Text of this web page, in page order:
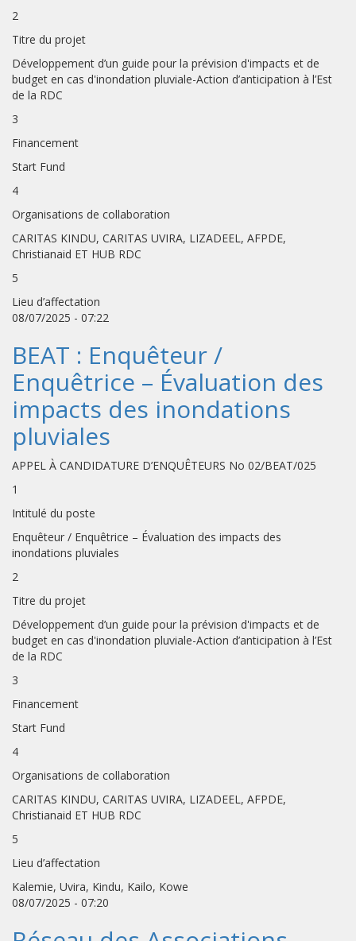
2
Titre du projet
Développement d’un guide pour la prévision d'impacts et de
budget en cas d'inondation pluviale-Action d’anticipation à l’Est
de la RDC
3
Financement
Start Fund
4
Organisations de collaboration
CARITAS KINDU, CARITAS UVIRA, LIZADEEL, AFPDE,
Christianaid ET HUB RDC
5
Lieu d’affectation
08/07/2025 - 07:22
BEAT : Enquêteur /
Enquêtrice – Évaluation des
impacts des inondations
pluviales
APPEL À CANDIDATURE D’ENQUÊTEURS No 02/BEAT/025
1
Intitulé du poste
Enquêteur / Enquêtrice – Évaluation des impacts des
inondations pluviales
2
Titre du projet
Développement d’un guide pour la prévision d'impacts et de
budget en cas d'inondation pluviale-Action d’anticipation à l’Est
de la RDC
3
Financement
Start Fund
4
Organisations de collaboration
CARITAS KINDU, CARITAS UVIRA, LIZADEEL, AFPDE,
Christianaid ET HUB RDC
5
Lieu d’affectation
Kalemie, Uvira, Kindu, Kailo, Kowe
08/07/2025 - 07:20